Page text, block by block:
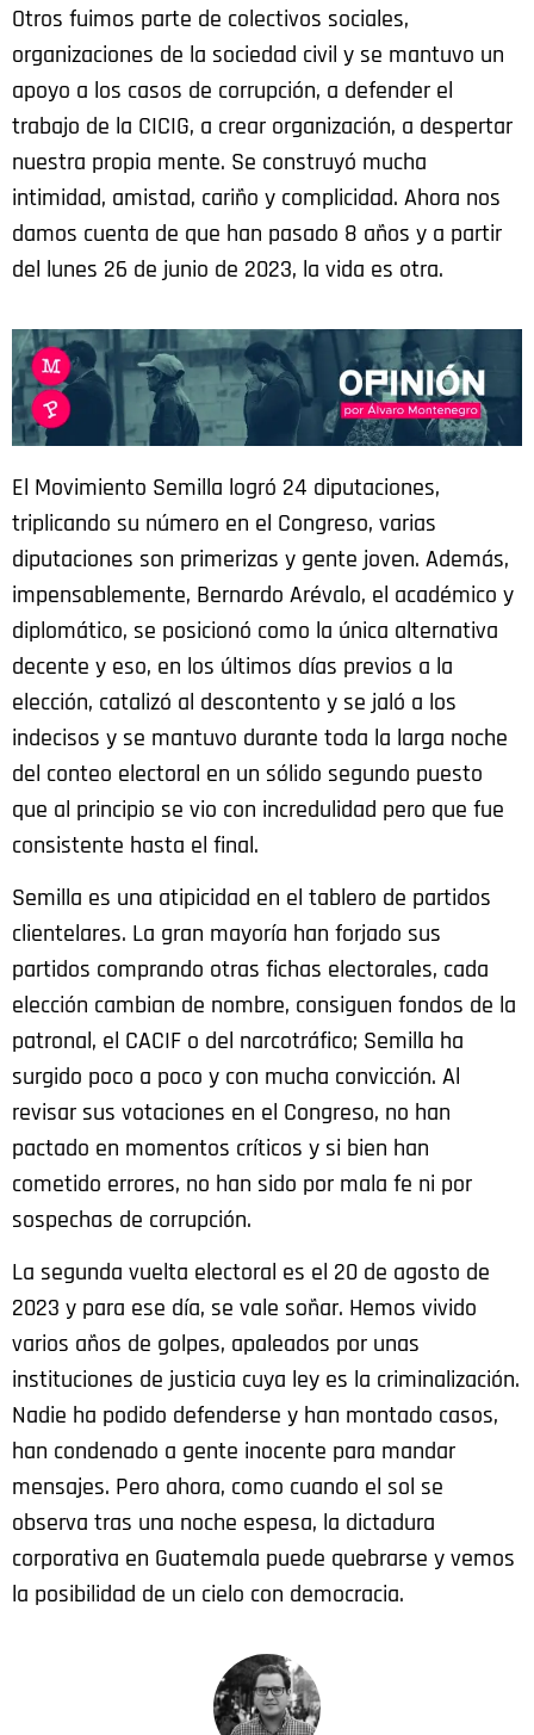
Otros fuimos parte de colectivos sociales,
organizaciones de la sociedad civil y se mantuvo un
apoyo a los casos de corrupción, a defender el
trabajo de la CICIG, a crear organización, a despertar
nuestra propia mente. Se construyó mucha
intimidad, amistad, cariño y complicidad. Ahora nos
damos cuenta de que han pasado 8 años y a partir
del lunes 26 de junio de 2023, la vida es otra.
El Movimiento Semilla logró 24 diputaciones,
triplicando su número en el Congreso, varias
diputaciones son primerizas y gente joven. Además,
impensablemente, Bernardo Arévalo, el académico y
diplomático, se posicionó como la única alternativa
decente y eso, en los últimos días previos a la
elección, catalizó al descontento y se jaló a los
indecisos y se mantuvo durante toda la larga noche
del conteo electoral en un sólido segundo puesto
que al principio se vio con incredulidad pero que fue
consistente hasta el final.
Semilla es una atipicidad en el tablero de partidos
clientelares. La gran mayoría han forjado sus
partidos comprando otras fichas electorales, cada
elección cambian de nombre, consiguen fondos de la
patronal, el CACIF o del narcotráfico; Semilla ha
surgido poco a poco y con mucha convicción. Al
revisar sus votaciones en el Congreso, no han
pactado en momentos críticos y si bien han
cometido errores, no han sido por mala fe ni por
sospechas de corrupción.
La segunda vuelta electoral es el 20 de agosto de
2023 y para ese día, se vale soñar. Hemos vivido
varios años de golpes, apaleados por unas
instituciones de justicia cuya ley es la criminalización.
Nadie ha podido defenderse y han montado casos,
han condenado a gente inocente para mandar
mensajes. Pero ahora, como cuando el sol se
observa tras una noche espesa, la dictadura
corporativa en Guatemala puede quebrarse y vemos
la posibilidad de un cielo con democracia.